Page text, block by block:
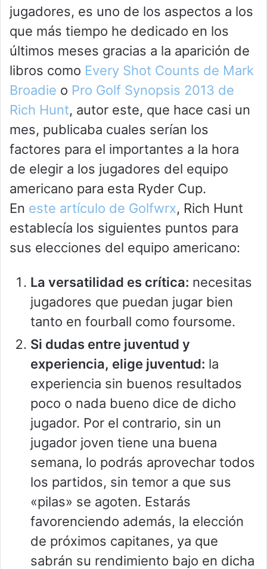
jugadores, es uno de los aspectos a los
que más tiempo he dedicado en los
últimos meses gracias a la aparición de
libros como Every Shot Counts de Mark
Broadie o Pro Golf Synopsis 2013 de
Rich Hunt, autor este, que hace casi un
mes, publicaba cuales serían los
factores para el importantes a la hora
de elegir a los jugadores del equipo
americano para esta Ryder Cup.
En este artículo de Golfwrx, Rich Hunt
establecía los siguientes puntos para
sus elecciones del equipo americano:
La versatilidad es crítica: necesitas
jugadores que puedan jugar bien
tanto en fourball como foursome.
Si dudas entre juventud y
experiencia, elige juventud: la
experiencia sin buenos resultados
poco o nada bueno dice de dicho
jugador. Por el contrario, sin un
jugador joven tiene una buena
semana, lo podrás aprovechar todos
los partidos, sin temor a que sus
«pilas» se agoten. Estarás
favorenciendo además, la elección
de próximos capitanes, ya que
sabrán su rendimiento bajo en dicha